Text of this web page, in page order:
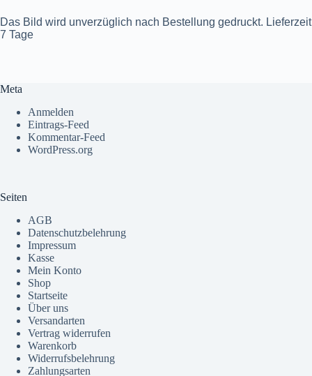
Das Bild wird unverzüglich nach Bestellung gedruckt. Lieferzeit
7 Tage
Meta
Anmelden
Eintrags-Feed
Kommentar-Feed
WordPress.org
Seiten
AGB
Datenschutzbelehrung
Impressum
Kasse
Mein Konto
Shop
Startseite
Über uns
Versandarten
Vertrag widerrufen
Warenkorb
Widerrufsbelehrung
Zahlungsarten